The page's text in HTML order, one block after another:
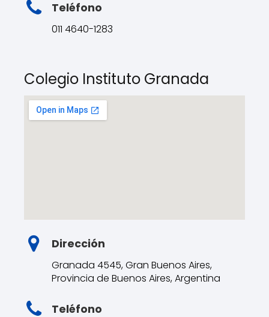
Teléfono
011 4640-1283
Colegio Instituto Granada
Dirección
Granada 4545, Gran Buenos Aires,
Provincia de Buenos Aires, Argentina
Teléfono